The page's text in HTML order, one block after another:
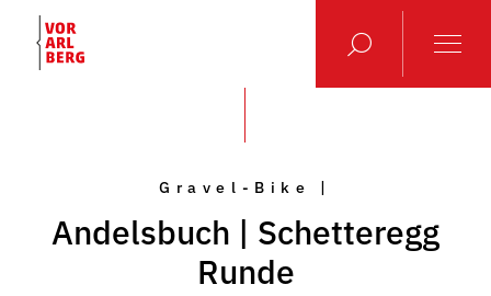
Gravel-Bike |
Andelsbuch | Schetteregg
Runde